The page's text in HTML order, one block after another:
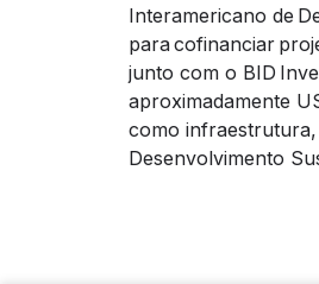
Interamericano de
para cofinanciar
junto com o BID
aproximadamente
como
Desenvolvimento